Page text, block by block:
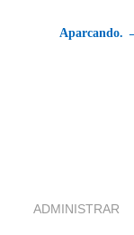
Aparcando.
ADMINISTRAR